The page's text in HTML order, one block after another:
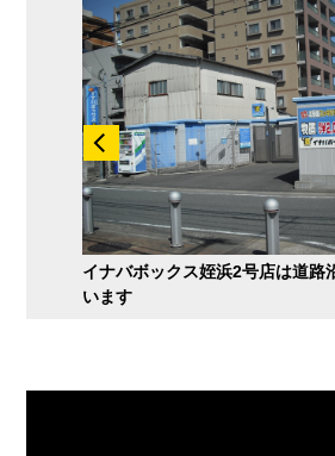
は道路沿いに立地して 車も入りやすいです